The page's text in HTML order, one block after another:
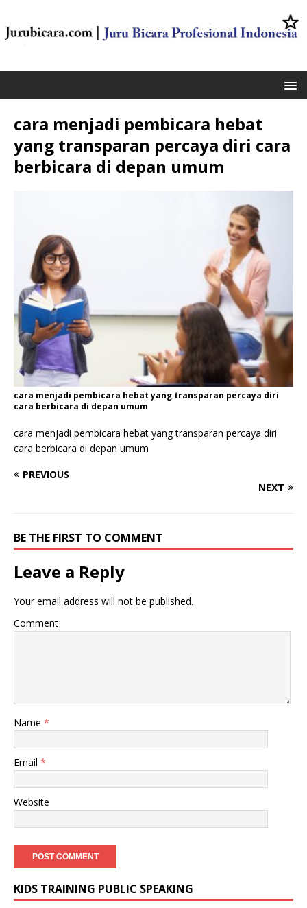
cara menjadi pembicara hebat
yang transparan percaya diri cara
berbicara di depan umum
cara menjadi pembicara hebat yang transparan percaya diri
cara berbicara di depan umum
cara menjadi pembicara hebat yang transparan percaya diri
cara berbicara di depan umum
PREVIOUS
NEXT
BE THE FIRST TO COMMENT
Leave a Reply
Your email address will not be published.
Comment
Name *
Email *
Website
KIDS TRAINING PUBLIC SPEAKING